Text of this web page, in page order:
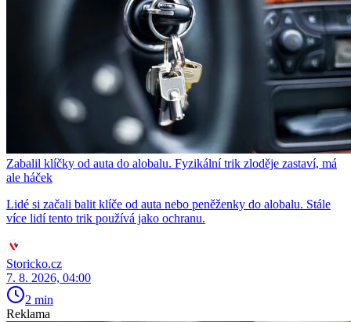
Zabalil klíčky od auta do alobalu. Fyzikální trik zloděje zastaví, má
ale háček
Lidé si začali balit klíče od auta nebo peněženky do alobalu. Stále
více lidí tento trik používá jako ochranu.
Storicko.cz
7. 8. 2026, 04:00
2 min
Reklama